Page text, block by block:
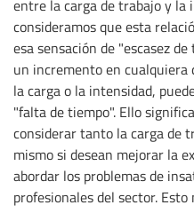
entre la carga de trabajo y la
consideramos que esta
esa sensación de "escasez
un incremento en cualquiera
la carga o la intensidad,
"falta de tiempo". Ello
considerar tanto la carga de
mismo si desean mejorar la
abordar los problemas de
profesionales del sector.